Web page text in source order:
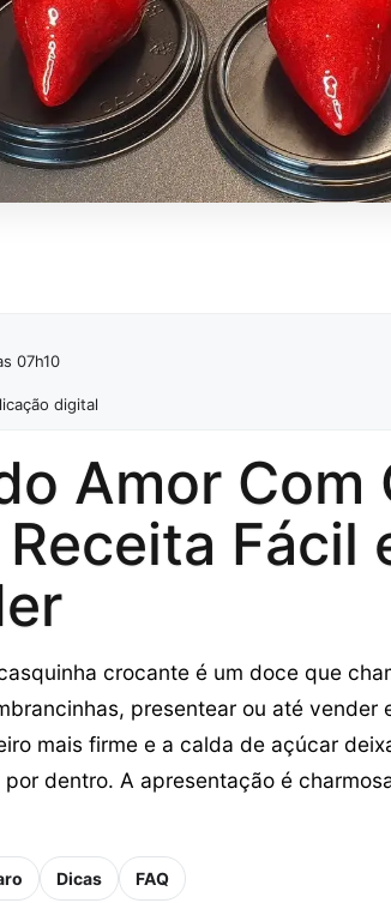
07h10
digital
Amor Com
Fácil
crocante é um doce que
presentear ou até vender
mais firme e a calda de açúcar
dentro. A apresentação é
Dicas FAQ